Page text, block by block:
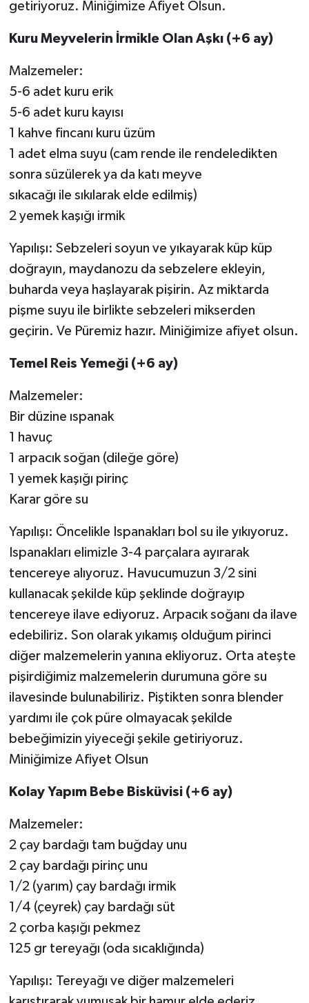
getiriyoruz. Miniğimize Afiyet Olsun.
Kuru Meyvelerin İrmikle Olan Aşkı (+6 ay)
Malzemeler:
5-6 adet kuru erik
5-6 adet kuru kayısı
1 kahve fincanı kuru üzüm
1 adet elma suyu (cam rende ile rendeledikten
sonra süzülerek ya da katı meyve
sıkacağı ile sıkılarak elde edilmiş)
2 yemek kaşığı irmik
Yapılışı: Sebzeleri soyun ve yıkayarak küp küp
doğrayın, maydanozu da sebzelere ekleyin,
buharda veya haşlayarak pişirin. Az miktarda
pişme suyu ile birlikte sebzeleri mikserden
geçirin. Ve Püremiz hazır. Miniğimize afiyet olsun.
Temel Reis Yemeği (+6 ay)
Malzemeler:
Bir düzine ıspanak
1 havuç
1 arpacık soğan (dileğe göre)
1 yemek kaşığı pirinç
Karar göre su
Yapılışı: Öncelikle Ispanakları bol su ile yıkıyoruz.
Ispanakları elimizle 3-4 parçalara ayırarak
tencereye alıyoruz. Havucumuzun 3/2 sini
kullanacak şekilde küp şeklinde doğrayıp
tencereye ilave ediyoruz. Arpacık soğanı da ilave
edebiliriz. Son olarak yıkamış olduğum pirinci
diğer malzemelerin yanına ekliyoruz. Orta ateşte
pişirdiğimiz malzemelerin durumuna göre su
ilavesinde bulunabiliriz. Piştikten sonra blender
yardımı ile çok püre olmayacak şekilde
bebeğimizin yiyeceği şekile getiriyoruz.
Miniğimize Afiyet Olsun
Kolay Yapım Bebe Bisküvisi (+6 ay)
Malzemeler:
2 çay bardağı tam buğday unu
2 çay bardağı pirinç unu
1/2 (yarım) çay bardağı irmik
1/4 (çeyrek) çay bardağı süt
2 çorba kaşığı pekmez
125 gr tereyağı (oda sıcaklığında)
Yapılışı: Tereyağı ve diğer malzemeleri